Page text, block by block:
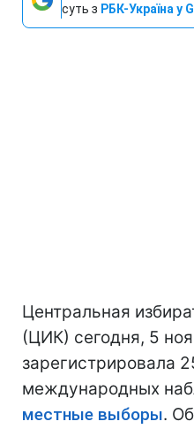
суть з РБК-Україна у
Центральная
(ЦИК) сегодня, 5
зарегистрировала
международных
местные выборы.